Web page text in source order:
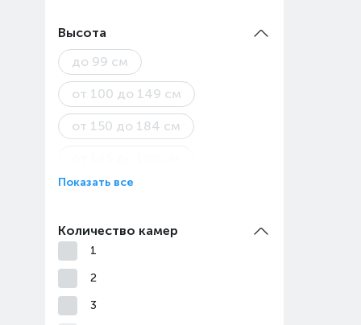
Высота
до 99 см
от 100 до 149 см
от 150 до 184 см
от 200 см
Показать все
Количество камер
1
2
3